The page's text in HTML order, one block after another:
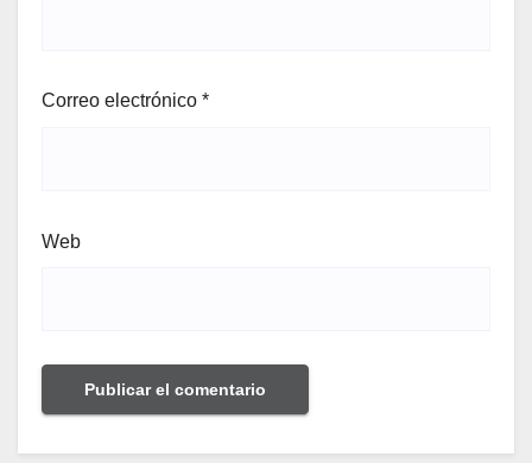
Correo electrónico *
Web